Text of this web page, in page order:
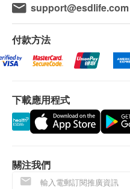
本服務/產品由商戶提供。
health.ESDlife】並沒有
此服務/產品的錯漏或延誤
致的損失、損害、受傷或
health.ESDlife概不負責
support@esdlife.com
付款方法
下載應用程式
關注我們